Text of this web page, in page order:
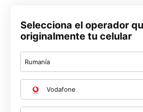
Selecciona el operador
originalmente tu celular
Rumanía
Vodafone